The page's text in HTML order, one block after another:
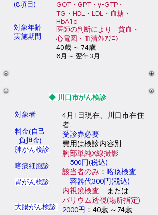
(8項目)
対象年齢
実施期間
GOT・GPT・γ-GTP・
TG・HDL・LDL・血糖・
HbA1c
医師の判断により 貧血・
心電図・血清ｸﾚｱﾁﾆﾝ
40歳 ～ 74歳
6月～ 翌年3月
◆ 川口市がん検診
対象者
料金(自己
負担金)
肺がん検診
喀痰細胞診
胃がん検診
大腸がん検診
4月1日現在、川口市在住
者.
受診券必要
費用は検診内容別
胸部単純X線撮影
500円(税込)
該当者のみ ： 喀痰検査
容器代300円(税込)
内視鏡検査 または
バリウム透視(場所指定)
​2000円 ： 40歳 ～74歳